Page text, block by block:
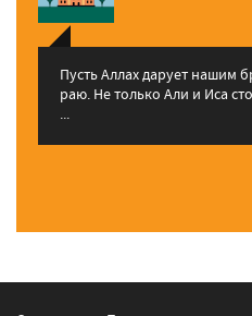
Пусть Аллах дарует нашим
раю. Не только Али и Иса
...